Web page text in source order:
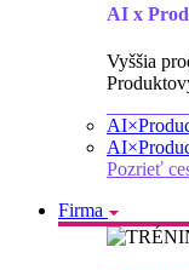
AI x
Vyššia
Pozrieť
Firma